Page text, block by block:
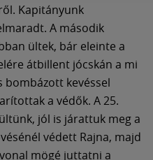
Kapitányunk
A második
ültek, bár eleinte a
átbillent jócskán a mi
bombázott kevéssel
a védők. A 25.
jól is járattuk meg a
védett Rajna, majd
mögé juttatni a